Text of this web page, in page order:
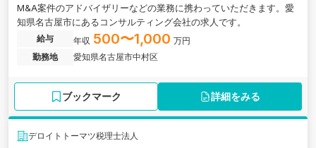
M&A案件のアドバイザリーなどの業務に携わっていただきます。愛
知県名古屋市にあるコンサルティング会社の求人です。
給与 年収 500〜1,000 万円
勤務地
愛知県名古屋市中村区
ブックマーク 詳細をみる
デロイトトーマツ税理士法人